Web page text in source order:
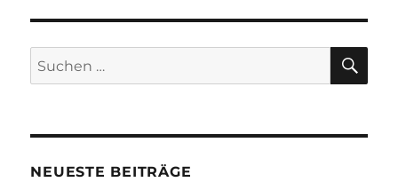
Suchen
nach:
NEUESTE BEITRÄGE